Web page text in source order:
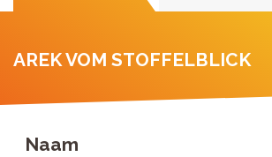
AREK VOM STOFFELBLICK
Naam